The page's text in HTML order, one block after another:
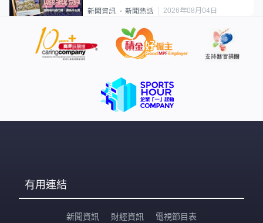
唔到」
新聞資訊 新聞熱話 2026年08月04日
有用連結
新聞資訊 財經資訊 電視節目表